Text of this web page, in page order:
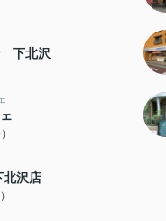
下北沢
北沢店